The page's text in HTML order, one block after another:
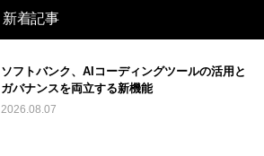
新着記事
ソフトバンク、AIコーディングツールの活用と
ガバナンスを両立する新機能
2026.08.07